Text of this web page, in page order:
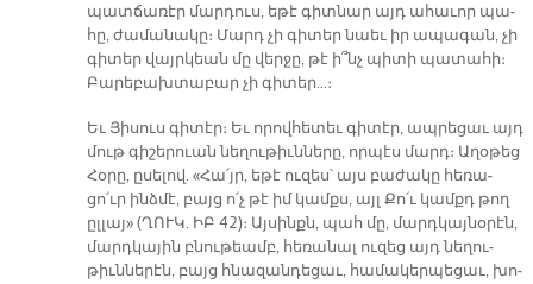
պատ­ճա­ռէր մար­դուս, ե­թէ գիտ­նար այդ ա­հա­ւոր պա­
հը, ժա­մա­նա­կը։ Մարդ չի գի­տեր նաեւ իր ա­պա­գան, չի
գի­տեր վայր­կեան մը վեր­ջը, թէ ի՞նչ պի­տի պա­տա­հի։
Բա­րե­բախ­տա­բար չի գի­տեր…։
Եւ Յի­սուս գի­տէր։ Եւ ո­րով­հե­տեւ գի­տէր, ապ­րե­ցաւ այդ
մութ գի­շե­րուան նե­ղու­թիւն­նե­րը, որ­պէս մարդ։ Ա­ղօ­թեց
Հօ­րը, ը­սե­լով. «Հա՛յր, ե­թէ ու­զես՝ այս բա­ժա­կը հե­ռա­
ցո՛ւր ինձ­մէ, բայց ո՛չ թէ իմ կամքս, այլ Քո՛ւ կամքդ թող
ըլ­լայ» (ՂՈՒԿ. ԻԲ 42)։ Այ­սինքն, պահ մը, մարդ­կայ­նօ­րէն,
մարդ­կա­յին բնու­թեամբ, հե­ռա­նալ ու­զեց այդ նե­ղու­
թիւն­նե­րէն, բայց հնա­զան­դե­ցաւ, հա­մա­կեր­պե­ցաւ, խո­